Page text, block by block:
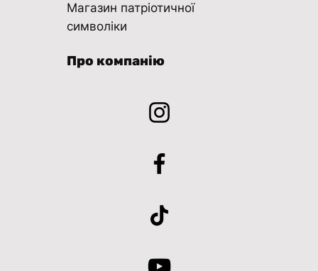
Магазин патріотичної
символіки
Про компанію